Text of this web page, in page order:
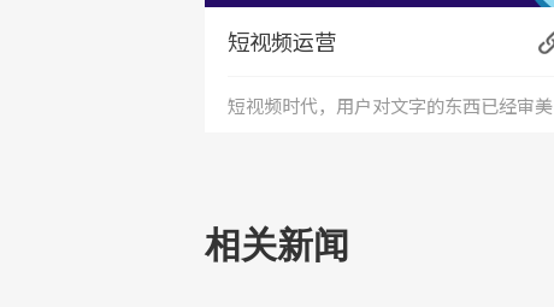
短视频运营
短视频时代，用户对文字的东西已经审美
和的表达形式。
相关新闻